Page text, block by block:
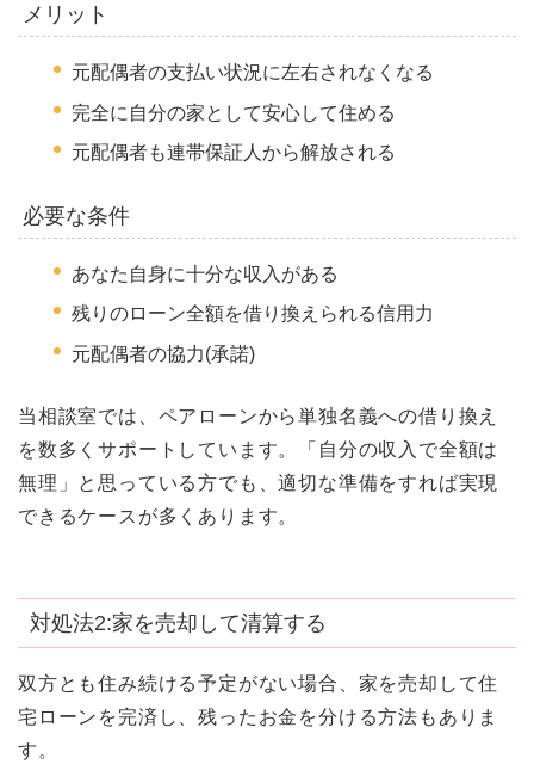
メリット
元配偶者の支払い状況に左右されなくなる
完全に自分の家として安心して住める
元配偶者も連帯保証人から解放される
必要な条件
あなた自身に十分な収入がある
残りのローン全額を借り換えられる信用力
元配偶者の協力(承諾)
当相談室では、ペアローンから単独名義への借り換え
を数多くサポートしています。「自分の収入で全額は
無理」と思っている方でも、適切な準備をすれば実現
できるケースが多くあります。
対処法2:家を売却して清算する
双方とも住み続ける予定がない場合、家を売却して住
宅ローンを完済し、残ったお金を分ける方法もありま
す。